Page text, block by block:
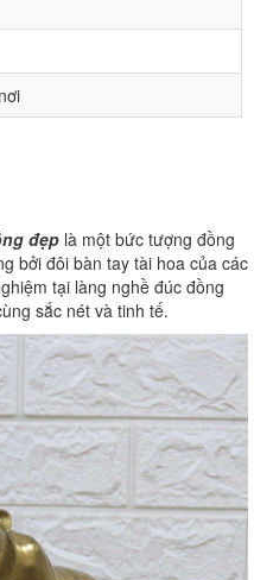
đẹp là một bức tượng đồng
bởi đôi bàn tay tài hoa của các
tại làng nghề đúc đồng
sắc nét và tinh tế.